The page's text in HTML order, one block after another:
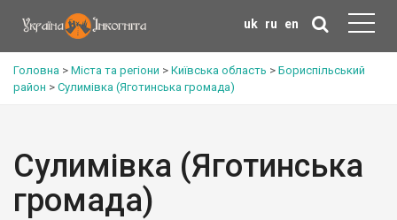
uk ru en
Головна > Міста та регіони > Київська область > Бориспільський
район > Сулимівка (Яготинська громада)
Сулимівка (Яготинська
громада)